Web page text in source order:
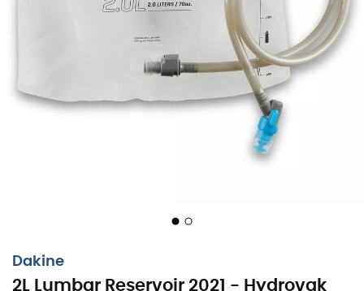
Dakine
2L Lumbar Reservoir 2021 - Hydrovak